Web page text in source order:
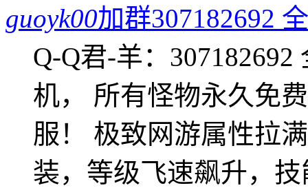
guoyk00加群307182692
Q-Q君-羊：
机， 所有怪物永久免
服！ 极致网游属性拉
装，等级飞速飙升，